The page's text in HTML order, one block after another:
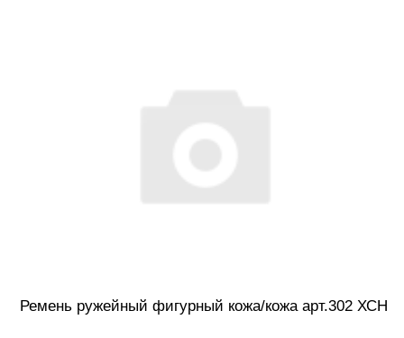
Ремень ружейный фигурный кожа/кожа арт.302 ХСН